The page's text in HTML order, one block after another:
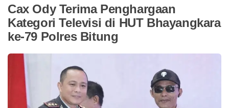
Cax Ody Terima Penghargaan
Kategori Televisi di HUT Bhayangkara
ke-79 Polres Bitung